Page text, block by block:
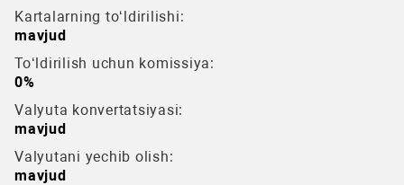
Kartalarning to‘ldirilishi:
mavjud
To‘ldirilish uchun komissiya:
0%
Valyuta konvertatsiyasi:
mavjud
Valyutani yechib olish:
mavjud